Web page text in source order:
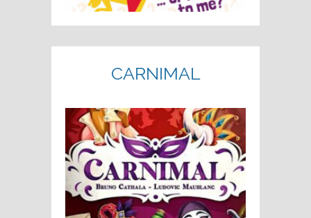
CARNIMAL